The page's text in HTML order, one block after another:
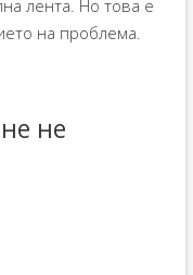
лента. Но това е
на проблема.
не